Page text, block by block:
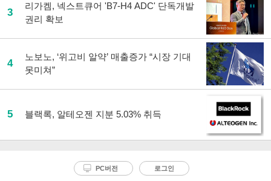
3
리가켐, 넥스트큐어 'B7-H4 ADC' 단독개발
권리 확보
4
노보노, ‘위고비 알약’ 매출증가 “시장 기대
못미쳐”
5 블랙록, 알테오젠 지분 5.03% 취득
PC버전 로그인